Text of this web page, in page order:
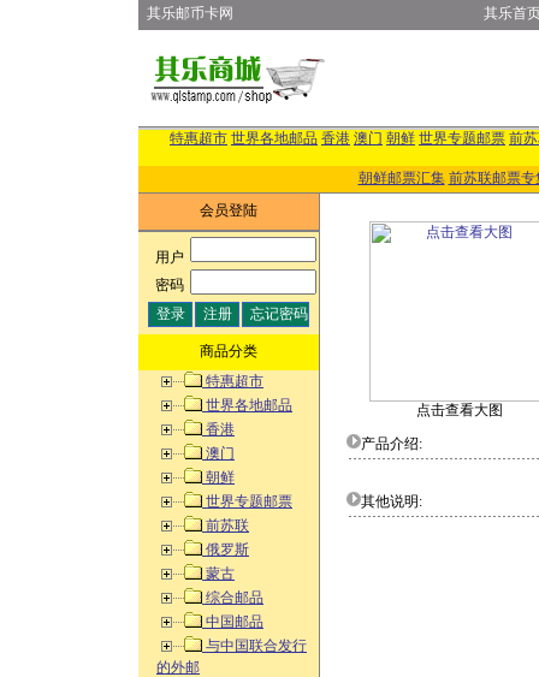
其乐邮币卡网 其乐首
特惠超市 世界各地邮品 香港 澳门 朝鲜 世界专题邮票 前
朝鲜邮票汇集 前苏联邮票专
会员登陆
用户:
密码:
商品分类
特惠超市
世界各地邮品
香港
澳门
朝鲜
世界专题邮票
前苏联
俄罗斯
蒙古
综合邮品
中国邮品
与中国联合发行
的外邮
点击查看大图
产品介绍:
其他说明: